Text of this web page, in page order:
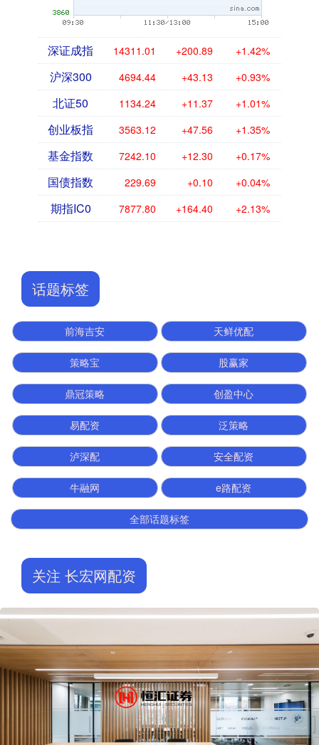
深证成指 14311.01 +200.89 +1.42%
沪深300 4694.44 +43.13 +0.93%
北证50 1134.24 +11.37 +1.01%
创业板指 3563.12 +47.56 +1.35%
基金指数 7242.10 +12.30 +0.17%
国债指数 229.69 +0.10 +0.04%
期指IC0 7877.80 +164.40 +2.13%
话题标签
前海吉安 天鲜优配
策略宝 股赢家
鼎冠策略 创盈中心
易配资 泛策略
泸深配 安全配资
牛融网 e路配资
全部话题标签
关注 长宏网配资